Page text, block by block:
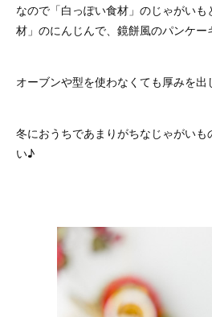
なので「白っぽい食材」のじゃがい
材」のにんじんで、鏡餅風のパンケー
オーブンや型を使わなくても厚みを出
冬におうちであまりがちなじゃがいも
い♪